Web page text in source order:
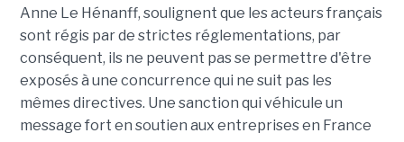
Anne Le Hénanff, soulignent que les acteurs français
sont régis par de strictes réglementations, par
conséquent, ils ne peuvent pas se permettre d'être
exposés à une concurrence qui ne suit pas les
mêmes directives. Une sanction qui véhicule un
message fort en soutien aux entreprises en France